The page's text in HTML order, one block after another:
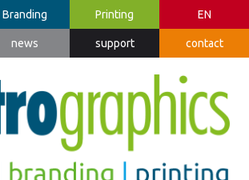
Branding Printing EN
news support contact